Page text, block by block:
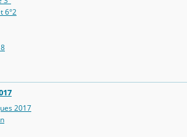
6°2
2017